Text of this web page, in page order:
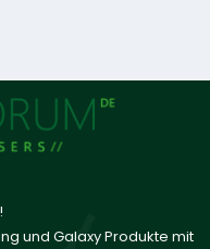
und Galaxy Produkte mit